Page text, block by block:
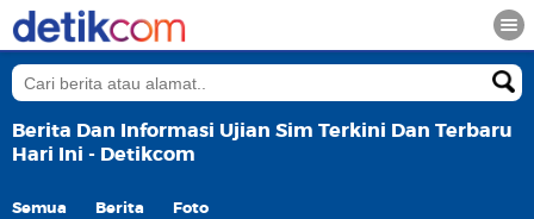
Berita Dan Informasi Ujian Sim Terkini Dan Terbaru
Hari Ini - Detikcom
Semua Berita Foto